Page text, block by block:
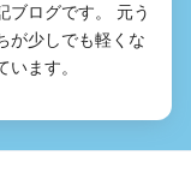
ブログです。 元う
が少しでも軽くな
ます。